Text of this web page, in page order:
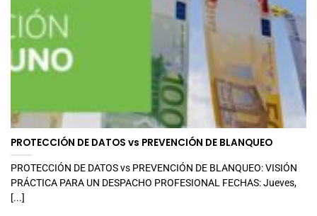
PROTECCIÓN DE DATOS vs PREVENCIÓN DE BLANQUEO
PROTECCIÓN DE DATOS vs PREVENCIÓN DE BLANQUEO: VISIÓN
PRÁCTICA PARA UN DESPACHO PROFESIONAL FECHAS: Jueves,
[...]